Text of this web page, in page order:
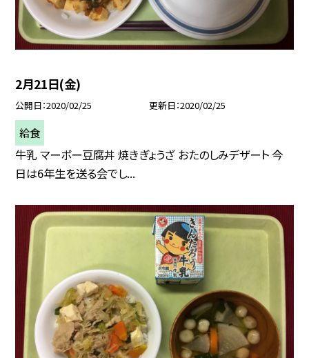
2月21日(金)
公開日 2020/02/25 更新日 2020/02/25
給食
牛乳 マーボー豆腐丼 焼きぎょうざ おたのしみデザート 今
日は6年生を送る会でし...